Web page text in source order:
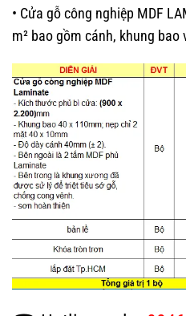
• Cửa gỗ công nghiệp MDF
m² bao gồm cánh, khung bao